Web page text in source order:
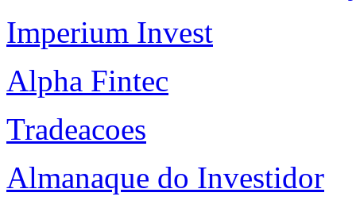
Imperium Invest
Alpha Fintec
Tradeacoes
Almanaque do Investidor